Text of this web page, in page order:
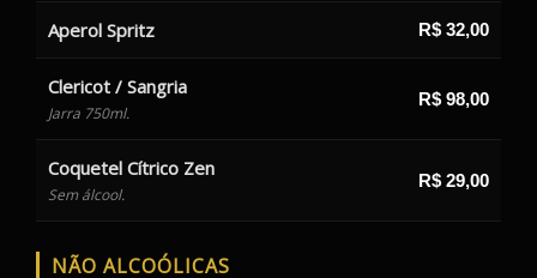
Aperol Spritz R$ 32,00
Clericot / Sangria
Jarra 750ml.
R$ 98,00
Coquetel Cítrico Zen
Sem álcool.
R$ 29,00
NÃO ALCOÓLICAS